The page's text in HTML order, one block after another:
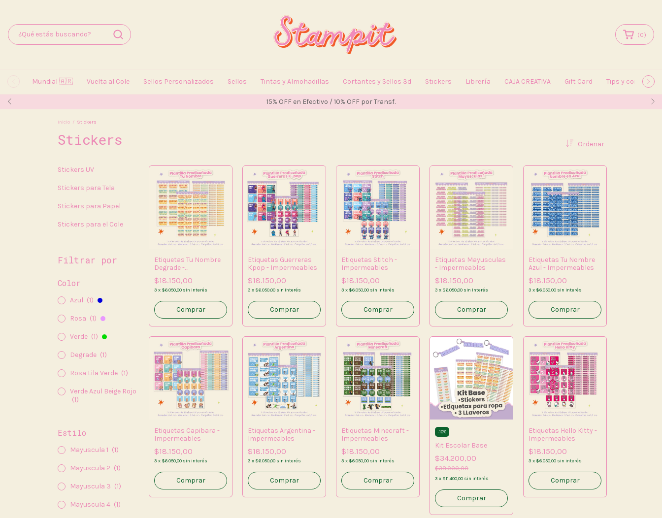
15% OFF en Efectivo / 10% OFF por Transf.
(0)
Mundial 🇦🇷 Vuelta al Cole Sellos Personalizados Sellos Tintas y Almohadillas Cortantes y Sellos 3d Stickers Librería CAJA CREATIVA Gift Card Tips y consejos
Inicio / Stickers
Stickers Ordenar
Stickers UV
Stickers para Tela
Stickers para Papel
Stickers para el Cole
Filtrar por
Color
Azul (1)
Rosa (1)
Verde (1)
Degrade (1)
Rosa Lila Verde (1)
Verde Azul Beige Rojo
(1)
Estilo
Mayuscula 1 (1)
Mayuscula 2 (1)
Mayuscula 3 (1)
Mayuscula 4 (1)
Etiquetas Tu Nombre
Degrade -
$18.150,00
3 x $6.050,00 sin interés
Etiquetas Guerreras
Kpop - Impermeables
$18.150,00
3 x $6.050,00 sin interés
Etiquetas Stitch -
Impermeables
$18.150,00
3 x $6.050,00 sin interés
Etiquetas Mayusculas
- Impermeables
$18.150,00
3 x $6.050,00 sin interés
Comprar
Etiquetas Tu Nombre
Azul - Impermeables
$18.150,00
3 x $6.050,00 sin interés
Etiquetas Capibara -
Impermeables
$18.150,00
3 x $6.050,00 sin interés
Etiquetas Argentina -
Impermeables
$18.150,00
3 x $6.050,00 sin interés
Etiquetas Minecraft -
Impermeables
$18.150,00
3 x $6.050,00 sin interés
-10%
Kit Escolar Base
$34.200,00
$38.000,00
3 x $11.400,00 sin interés
Etiquetas Hello Kitty -
Impermeables
$18.150,00
3 x $6.050,00 sin interés